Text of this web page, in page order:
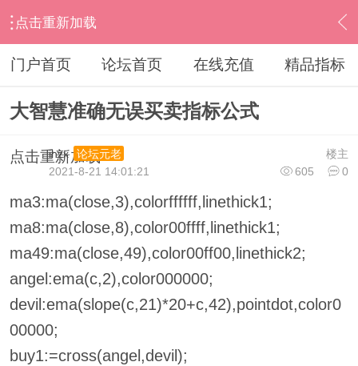
点击重新加载
› 其他股票软件 › 大智慧 › 内容
门户首页 论坛首页 在线充值 精品指标
大智慧准确无误买卖指标公式
点击重新加载 楼主
ihzx
论坛元老
605
0
2021-8-21 14:01:21
ma3:ma(close,3),colorffffff,linethick1;
ma8:ma(close,8),color00ffff,linethick1;
ma49:ma(close,49),color00ff00,linethick2;
angel:ema(c,2),color000000;
devil:ema(slope(c,21)*20+c,42),pointdot,color0
00000;
buy1:=cross(angel,devil);